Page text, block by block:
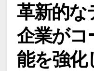
革新的な
企業がコ
能を強化